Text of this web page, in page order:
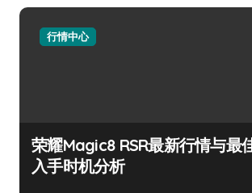
行情中心
荣耀Magic8 RSR最新行情与最
入手时机分析